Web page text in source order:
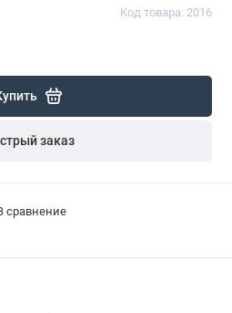
Код товара: 2016
заказ
сравнение